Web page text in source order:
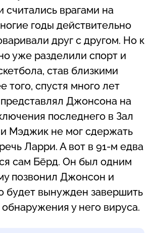
считались врагами на
годы действительно
друг с другом. Но к
уже разделили спорт и
став близкими
того, спустя много лет
Джонсона на
последнего в Зал
Мэджик не мог сдержать
Ларри. А вот в 91-м едва
сам Бёрд. Он был одним
позвонил Джонсон и
будет вынужден завершить
обнаружения у него вируса.